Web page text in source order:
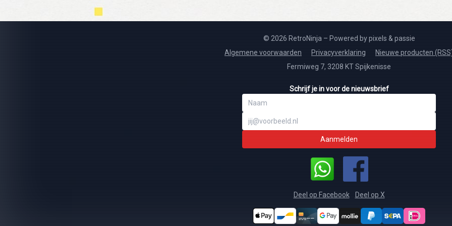
© 2026 RetroNinja – Powered by pixels & passie
Algemene voorwaarden
Privacyverklaring
Nieuwe producten
Fermiweg 7, 3208 KT Spijkenisse
Schrijf je in voor de nieuwsbrief
Aanmelden
Deel op Facebook Deel op X